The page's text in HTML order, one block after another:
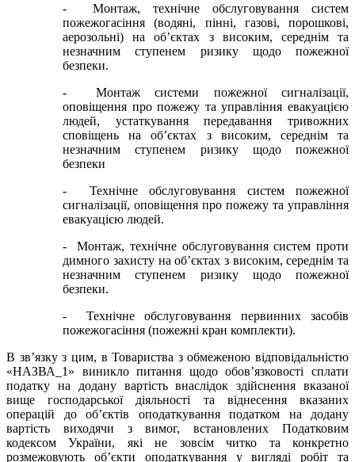
- Монтаж, технічне обслуговування систем
пожежогасіння (водяні, пінні, газові, порошкові,
аерозольні) на об’єктах з високим, середнім та
незначним ступенем ризику щодо пожежної
безпеки.
- Монтаж системи пожежної сигналізації,
оповіщення про пожежу та управління евакуацією
людей, устаткування передавання тривожних
сповіщень на об’єктах з високим, середнім та
незначним ступенем ризику щодо пожежної
безпеки
- Технічне обслуговування систем пожежної
сигналізації, оповіщення про пожежу та управління
евакуацією людей.
- Монтаж, технічне обслуговування систем проти
димного захисту на об’єктах з високим, середнім та
незначним ступенем ризику щодо пожежної
безпеки.
- Технічне обслуговування первинних засобів
пожежогасіння (пожежні кран комплекти).
В зв’язку з цим, в Товариства з обмеженою відповідальністю
«НАЗВА_1» виникло питання щодо обов’язковості сплати
податку на додану вартість внаслідок здійснення вказаної
вище господарської діяльності та віднесення вказаних
операцій до об’єктів оподаткування податком на додану
вартість виходячи з вимог, встановлених Податковим
кодексом України, які не зовсім читко та конкретно
розмежовують об’єкти оподаткування у вигляді робіт та